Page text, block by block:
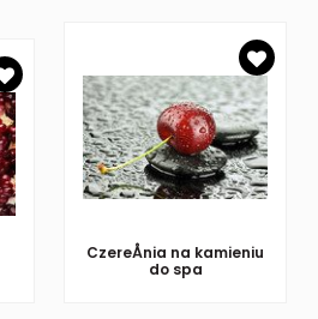
CzereÅnia na kamieniu
do spa